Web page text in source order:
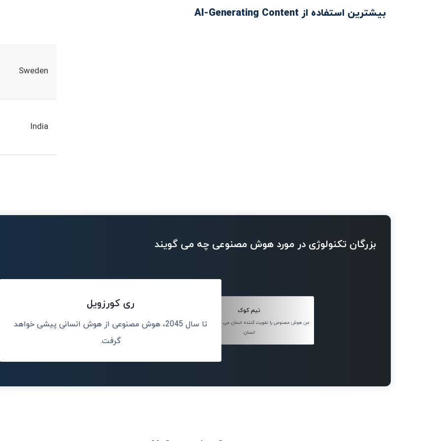
بیشترین استفاده از AI-Generating Content
Sweden
India
بزرگان تکنولوژی در مورد هوش مصنوعی چه می گویند
تیم کوک
من هوش مصنوعی را تقویت کننده انسان می دانم، نه جایگزین
انسان.
ری کورزویل
تا سال 2045، هوش مصنوعی از هوش انسانی پیشی خواهد
گرفت.
هوش مصنوعی
کالاها و